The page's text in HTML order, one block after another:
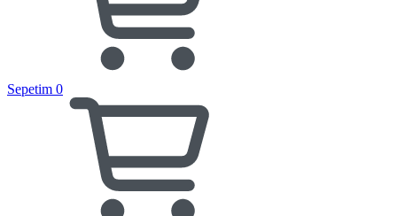
Sepetim 0